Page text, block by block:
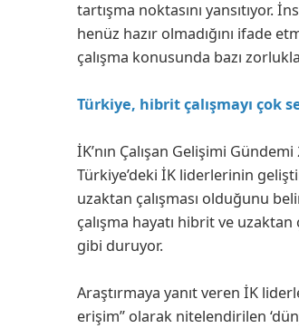
tartışma noktasını yansıtıyor.
henüz hazır olmadığını ifade
çalışma konusunda bazı
Türkiye, hibrit çalışmayı çok
İK’nın Çalışan Gelişimi
Türkiye’deki İK liderlerinin
uzaktan çalışması olduğunu
çalışma hayatı hibrit ve uzaktan
gibi duruyor.
Araştırmaya yanıt veren İK
erişim” olarak nitelendirilen